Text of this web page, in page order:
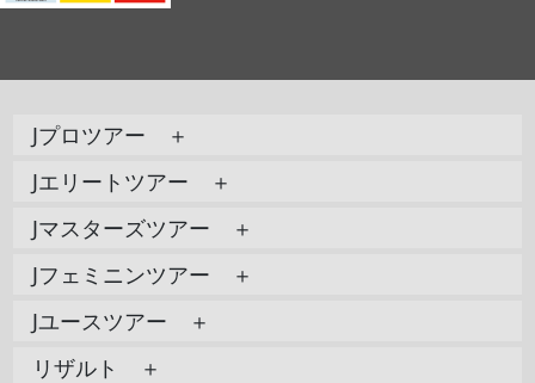
Jプロツアー ＋
Jエリートツアー ＋
Jマスターズツアー ＋
Jフェミニンツアー ＋
Jユースツアー ＋
リザルト ＋